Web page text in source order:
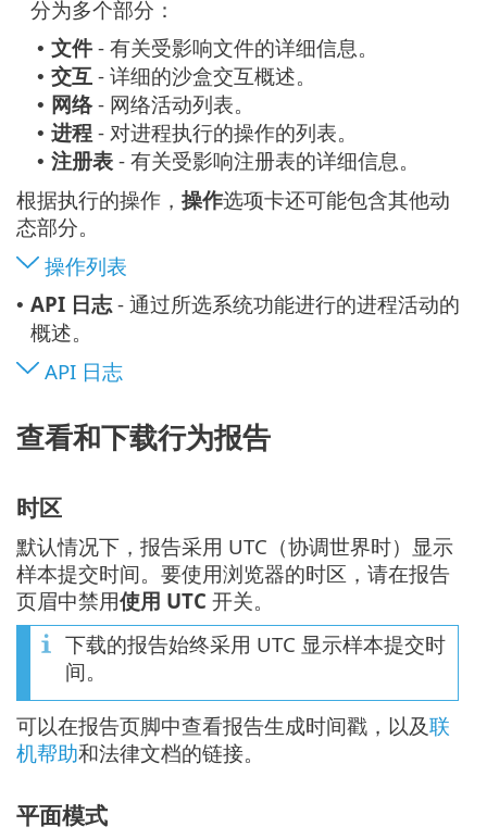
分为多个部分：
• 文件 - 有关受影响文件的详细信息。
• 交互 - 详细的沙盒交互概述。
• 网络- 网络活动列表。
• 进程 - 对进程执行的操作的列表。
• 注册表 - 有关受影响注册表的详细信息。
根据执行的操作， 操作选项卡还可能包含其他动
态部分。
操作列表
• API 日志 - 通过所选系统功能进行的进程活动的
概述。
API 日志
查看和下载行为报告
时区
默认情况下，报告采用 UTC（协调世界时）显示
样本提交时间。要使用浏览器的时区，请在报告
页眉中禁用使用 UTC 开关。
下载的报告始终采用 UTC 显示样本提交时
间。
可以在报告页脚中查看报告生成时间戳，以及联
机帮助和法律文档的链接。
平面模式